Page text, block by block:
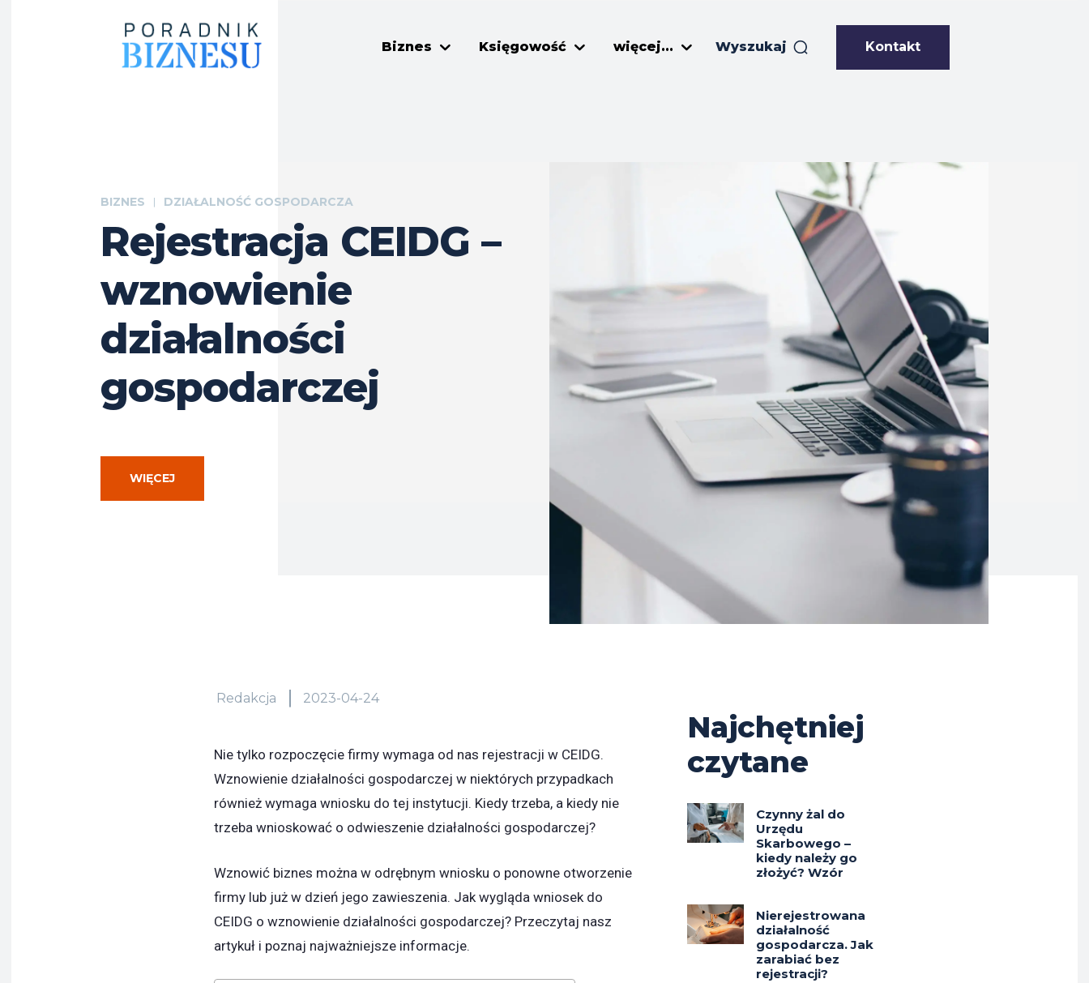
Biznes Księgowość więcej... Wyszukaj Kontakt
BIZNES DZIAŁALNOŚĆ GOSPODARCZA
Rejestracja CEIDG –
wznowienie
działalności
gospodarczej
WIĘCEJ
Redakcja 2023-04-24
Nie tylko rozpoczęcie firmy wymaga od nas rejestracji w CEIDG.
Wznowienie działalności gospodarczej w niektórych przypadkach
również wymaga wniosku do tej instytucji. Kiedy trzeba, a kiedy nie
trzeba wnioskować o odwieszenie działalności gospodarczej?
Wznowić biznes można w odrębnym wniosku o ponowne otworzenie
firmy lub już w dzień jego zawieszenia. Jak wygląda wniosek do
CEIDG o wznowienie działalności gospodarczej? Przeczytaj nasz
artykuł i poznaj najważniejsze informacje.
Najchętniej
czytane
Czynny żal do
Urzędu
Skarbowego –
kiedy należy go
złożyć? Wzór
Nierejestrowana
działalność
gospodarcza. Jak
zarabiać bez
rejestracji?